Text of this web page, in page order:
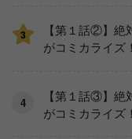
3
【第１話②】絶
がコミカライズ
【第１話③】絶
がコミカライズ